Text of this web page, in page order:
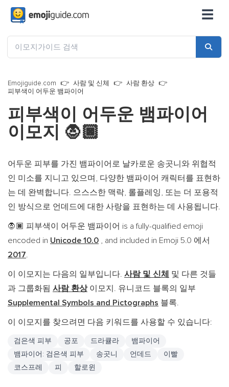
☰
Emojiguide.com 사람 및 신체
사람 환상
피부색이 어두운 뱀파이어
피부색이 어두운 뱀파이어
이모지 🧛🏿
어두운 피부를 가진 뱀파이어로 날카로운 송곳니와 위협적
인 미소를 지니고 있으며, 다양한 뱀파이어 캐릭터를 표현하
는 데 완벽합니다. 으스스한 맥락, 롤플레잉, 또는 더 포용적
인 방식으로 언데드에 대한 사랑을 표현하는 데 사용됩니다.
🧛🏿 피부색이 어두운 뱀파이어 is a fully-qualified emoji
encoded in Unicode 10.0 , and included in Emoji 5.0 에서
2017.
이 이모지는 다음의 일부입니다. 사람 및 신체 및 다른 것들
과 그룹화됨 사람 환상이모지. 유니코드 블록의 일부
Supplemental Symbols and Pictographs 블록.
이 이모지를 찾으려면 다음 키워드를 사용할 수 있습니다:
검은색 피부 공포 드라큘라
뱀파이어
뱀파이어: 검은색 피부
송곳니 언데드
이빨
코스프레
피 할로윈